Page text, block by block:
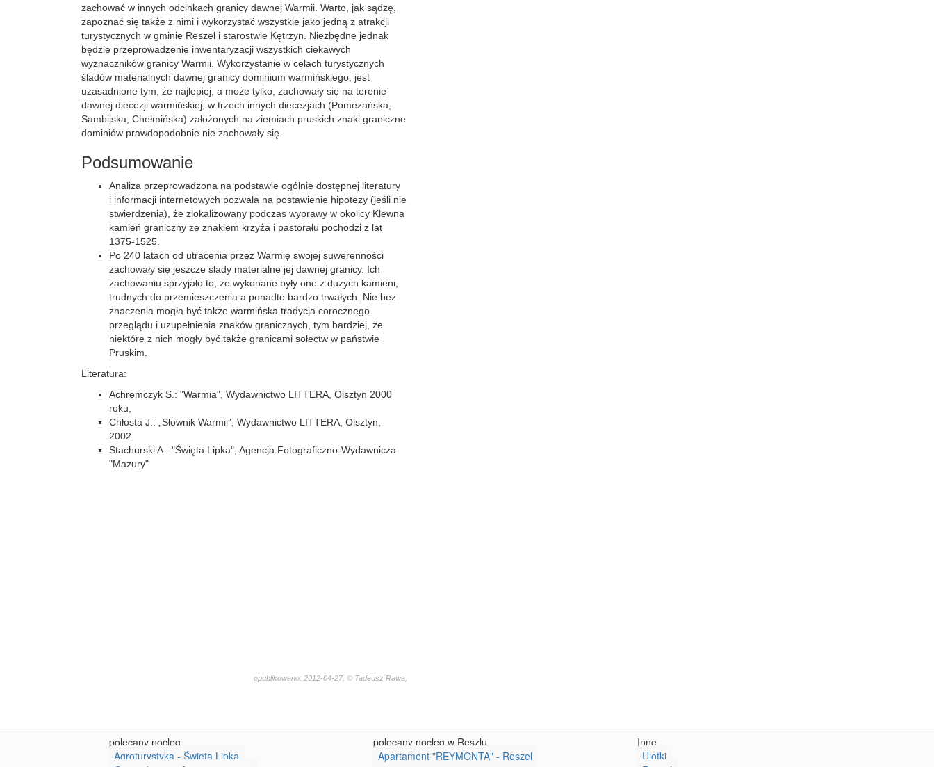
zachować w innych odcinkach granicy dawnej Warmii. Warto, jak sądzę,
zapoznać się także z nimi i wykorzystać wszystkie jako jedną z atrakcji
turystycznych w gminie Reszel i starostwie Kętrzyn. Niezbędne jednak
będzie przeprowadzenie inwentaryzacji wszystkich ciekawych
wyznaczników granicy Warmii. Wykorzystanie w celach turystycznych
śladów materialnych dawnej granicy dominium warmińskiego, jest
uzasadnione tym, że najlepiej, a może tylko, zachowały się na terenie
dawnej diecezji warmińskiej; w trzech innych diecezjach (Pomezańska,
Sambijska, Chełmińska) założonych na ziemiach pruskich znaki graniczne
dominiów prawdopodobnie nie zachowały się.
Podsumowanie
Analiza przeprowadzona na podstawie ogólnie dostępnej literatury
i informacji internetowych pozwala na postawienie hipotezy (jeśli nie
stwierdzenia), że zlokalizowany podczas wyprawy w okolicy Klewna
kamień graniczny ze znakiem krzyża i pastorału pochodzi z lat
1375-1525.
Po 240 latach od utracenia przez Warmię swojej suwerenności
zachowały się jeszcze ślady materialne jej dawnej granicy. Ich
zachowaniu sprzyjało to, że wykonane były one z dużych kamieni,
trudnych do przemieszczenia a ponadto bardzo trwałych. Nie bez
znaczenia mogła być także warmińska tradycja corocznego
przeglądu i uzupełnienia znaków granicznych, tym bardziej, że
niektóre z nich mogły być także granicami sołectw w państwie
Pruskim.
Literatura:
Achremczyk S.: "Warmia", Wydawnictwo LITTERA, Olsztyn 2000
roku,
Chłosta J.: „Słownik Warmii”, Wydawnictwo LITTERA, Olsztyn,
2002.
Stachurski A.: "Święta Lipka", Agencja Fotograficzno-Wydawnicza
"Mazury"
opublikowano: 2012-04-27, © Tadeusz Rawa,
polecany nocleg
Agroturystyka - Święta Lipka
polecany nocleg w Reszlu
Apartament "REYMONTA" - Reszel
Inne
Ulotki